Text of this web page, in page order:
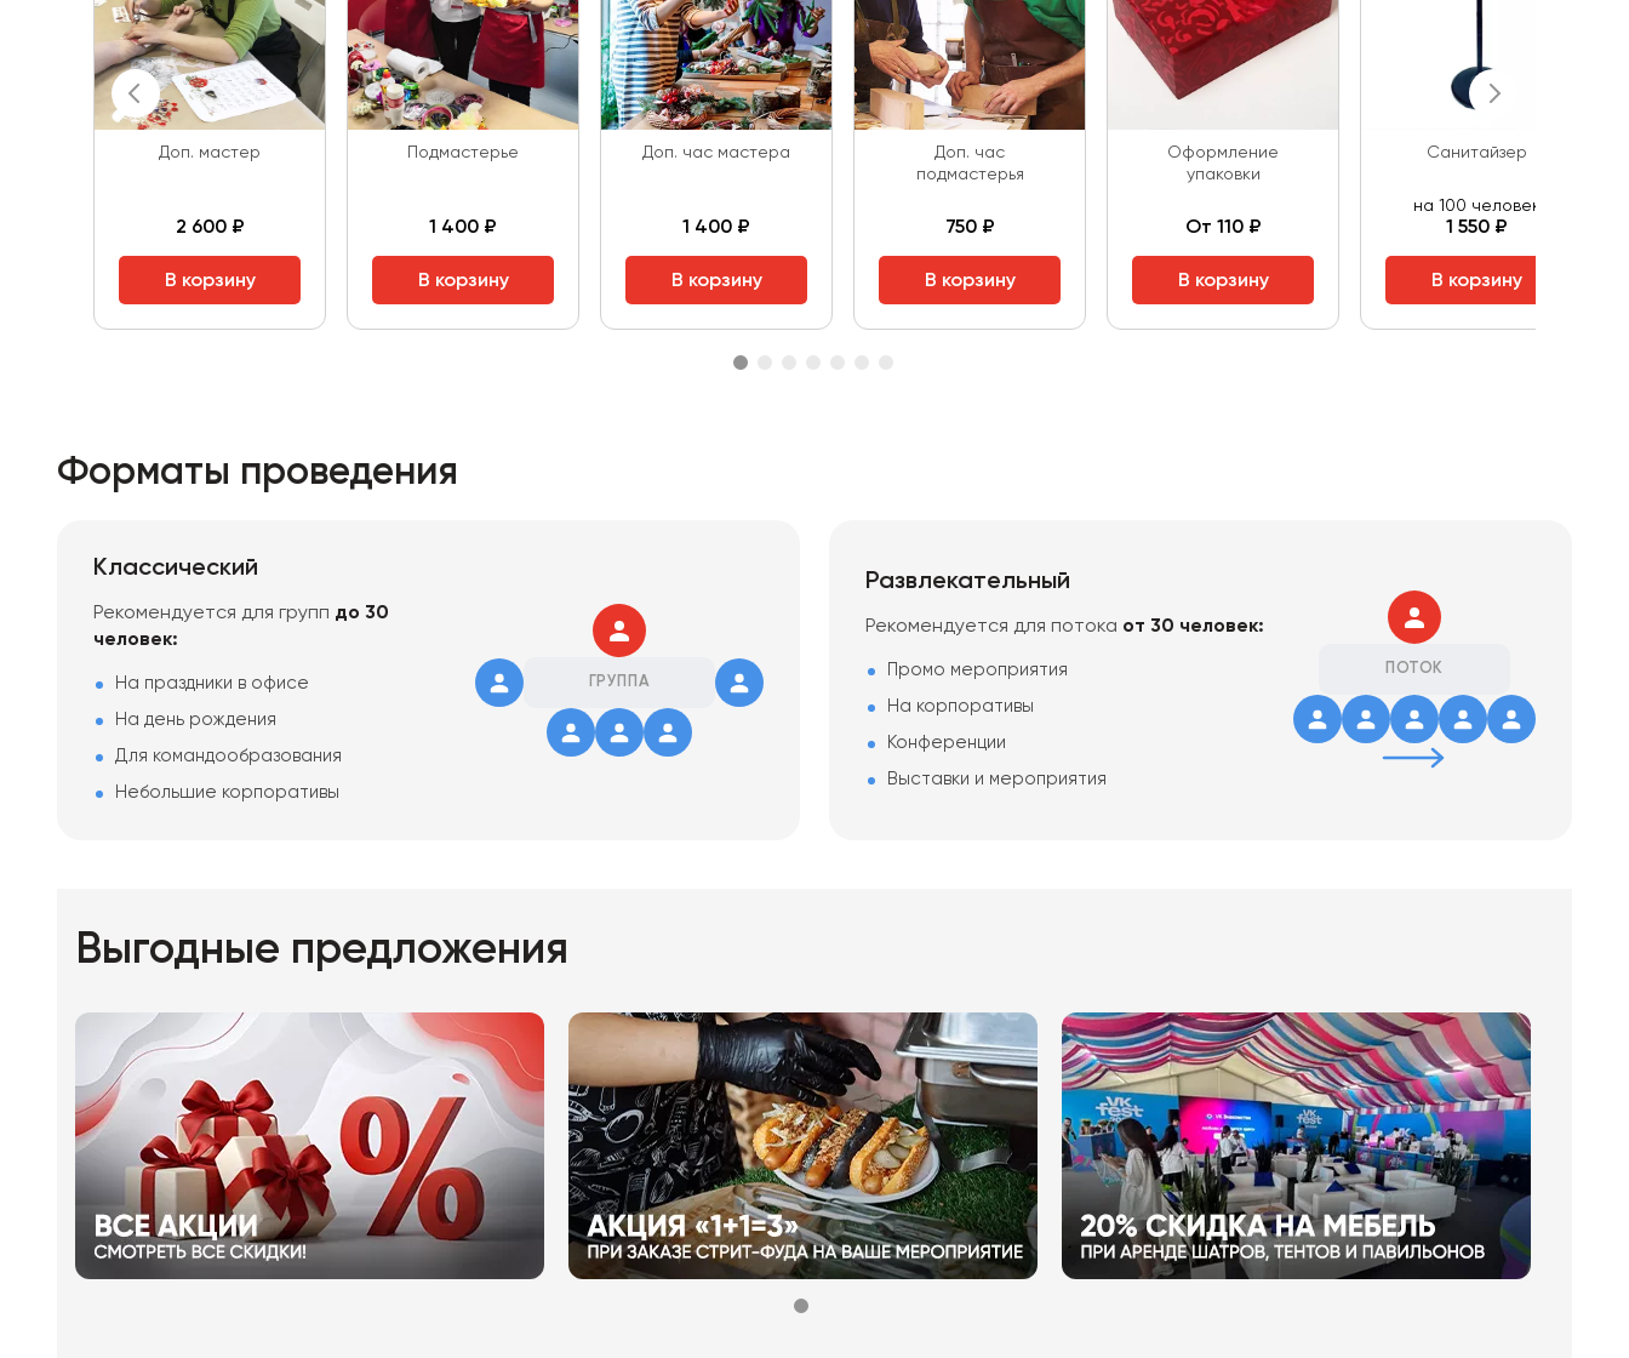
Доп. мастер
2 600 ₽
В корзину
Подмастерье
1 400 ₽
В корзину
Доп. час мастера
1 400 ₽
В корзину
Доп. час
подмастерья
750 ₽
В корзину
Оформление
упаковки
От 110 ₽
В корзину
Санитайзер
на 100 человек
1 550 ₽
В корзину
Форматы проведения
Классический
Рекомендуется для групп до 30
человек:
На праздники в офисе
На день рождения
Для командообразования
Небольшие корпоративы
ГРУППА
Развлекательный
Рекомендуется для потока от 30 человек:
Промо мероприятия
На корпоративы
Конференции
Выставки и мероприятия
ПОТОК
Выгодные предложения